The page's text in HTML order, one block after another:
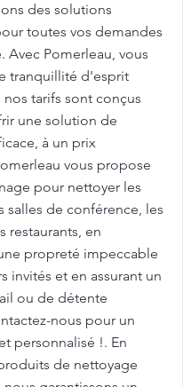
des solutions
toutes vos demandes
Avec Pomerleau, vous
tranquillité d'esprit
nos tarifs sont conçus
une solution de
à un prix
vous propose
pour nettoyer les
salles de conférence, les
restaurants, en
propreté impeccable
invités et en assurant un
ou de détente
nous pour un
personnalisé !. En
de nettoyage